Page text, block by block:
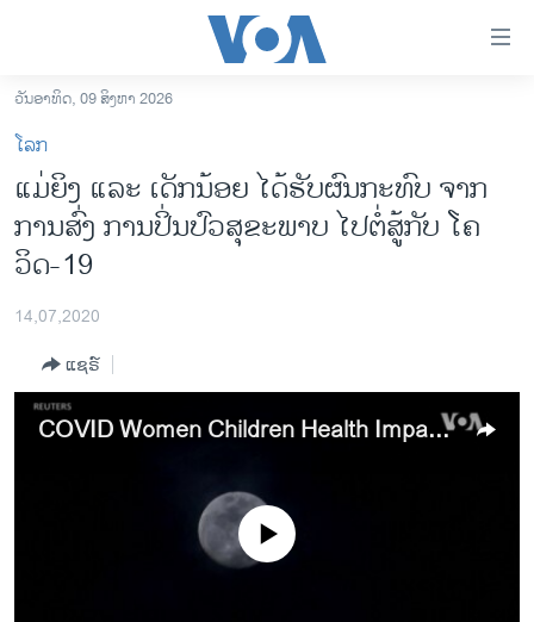
ເຂົ້າ
ຫາ
ຂ້າມ
ຂ້າມ
ໄປ
ຫາ
ຊອກ
ລາວ
ອາເມຣິກາ
ການເລືອກຕັ້ງ ປະທານາທີບໍດີ ສະຫະລັດ 2024
ອິດສະຫຼະພາບດ້ານການຂ່າວ
ວິທະຍາສາດ-ເທັກໂນໂລຈີ
ວັນອາທິດ, 09 ສິງຫາ 2026
ໂລກ
ແມ່ຍິງ ແລະ ເດັກນ້ອຍ ໄດ້ຮັບຜົນກະທົບ ຈາກ
ການສົ່ງ ການປິ່ນປົວສຸຂະພາບ ໄປຕໍ່ສູ້ກັບ ໂຄ
ວິດ-19
14,07,2020
ແຊຣ໌
COVID Women Children Health Impact -- USAGM
No media source currently available